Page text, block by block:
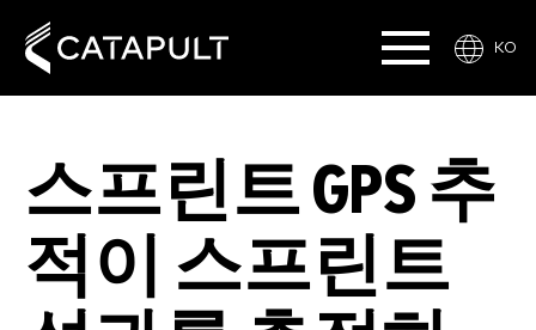
KO
스프린트 GPS 추
적이 스프린트